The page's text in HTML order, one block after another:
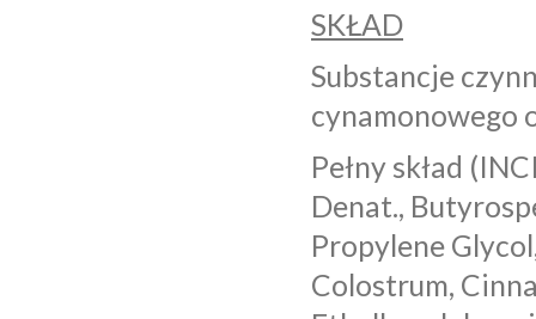
SKŁAD
Substancje
cynamonowego
Pełny skład
Denat.,
Propylene
Colostrum,